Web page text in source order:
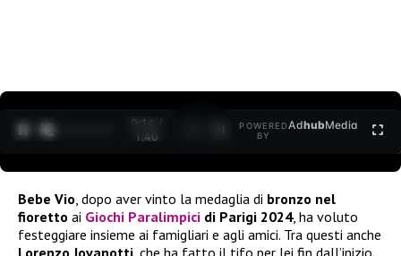
0:16 /
1:40
POWERED
BY
AdhubMedia
Bebe Vio , dopo aver vinto la medaglia di bronzo nel
fioretto ai Giochi Paralimpici di Parigi 2024, ha voluto
festeggiare insieme ai famigliari e agli amici. Tra questi anche
Lorenzo Jovanotti , che ha fatto il tifo per lei fin dall’inizio.